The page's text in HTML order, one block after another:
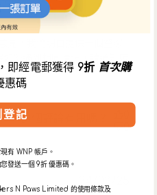
on Review by Store
如您遇到相同情況，請通知店
助，謝謝.
這個評論有用嗎？
0
即經電郵獲得 9折 首次購
惠碼
登記
有 WNP 帳戶。
發送一個 9折 優惠碼。
N Paws Limited 的使用條款及